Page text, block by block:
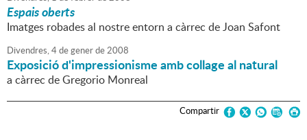
Espais oberts
Imatges robades al nostre entorn a càrrec de Joan Safont
Divendres,4degenerde2008
Exposició d'impressionisme amb collage al natural
a càrrec de Gregorio Monreal
Compartir